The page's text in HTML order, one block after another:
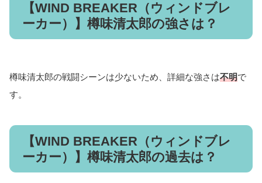
【WIND BREAKER（ウィンドブレ
ーカー）】樽味清太郎の強さは？
樽味清太郎の戦闘シーンは少ないため、詳細な強さは不明で
す。
【WIND BREAKER（ウィンドブレ
ーカー）】樽味清太郎の過去は？